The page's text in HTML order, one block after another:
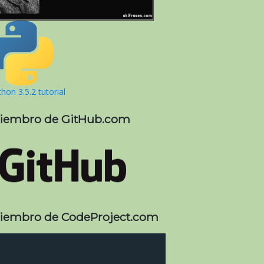
3.5.2 tutorial
de GitHub.com
de CodeProject.com